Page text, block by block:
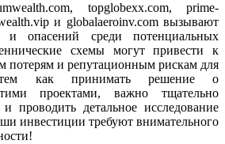
topglobexx.com, prime-
и globalaeroinv.com вызывают
и опасений среди потенциальных
схемы могут привести к
потерям и репутационным рискам для
как принимать решение о
проектами, важно тщательно
проводить детальное исследование
инвестиции требуют внимательного